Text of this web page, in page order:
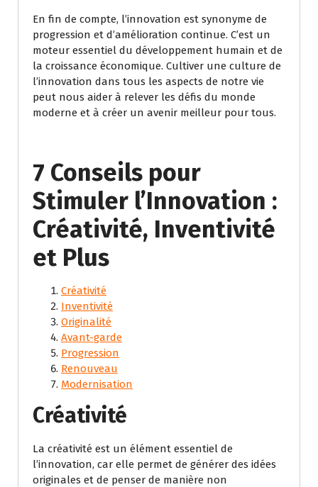
En fin de compte, l’innovation est synonyme de
progression et d’amélioration continue. C’est un
moteur essentiel du développement humain et de
la croissance économique. Cultiver une culture de
l’innovation dans tous les aspects de notre vie
peut nous aider à relever les défis du monde
moderne et à créer un avenir meilleur pour tous.
7 Conseils pour
Stimuler l’Innovation :
Créativité, Inventivité
et Plus
Créativité
Inventivité
Originalité
Avant-garde
Progression
Renouveau
Modernisation
Créativité
La créativité est un élément essentiel de
l’innovation, car elle permet de générer des idées
originales et de penser de manière non